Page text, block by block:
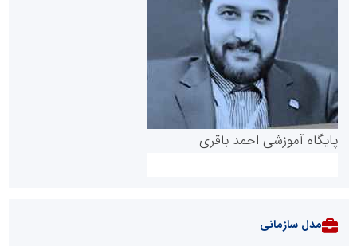
پایگاه آموزشی احمد باقری
مدل سازمانی